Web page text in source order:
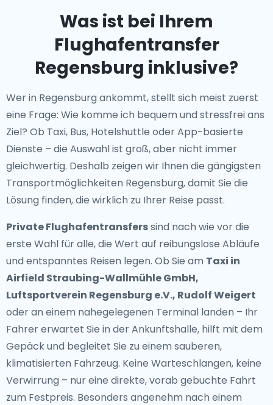
Was ist bei Ihrem
Flughafentransfer
Regensburg inklusive?
Wer in Regensburg ankommt, stellt sich meist zuerst
eine Frage: Wie komme ich bequem und stressfrei ans
Ziel? Ob Taxi, Bus, Hotelshuttle oder App-basierte
Dienste – die Auswahl ist groß, aber nicht immer
gleichwertig. Deshalb zeigen wir Ihnen die gängigsten
Transportmöglichkeiten Regensburg, damit Sie die
Lösung finden, die wirklich zu Ihrer Reise passt.
Private Flughafentransferssind nach wie vor die
erste Wahl für alle, die Wert auf reibungslose Abläufe
und entspanntes Reisen legen. Ob Sie am Taxi in
Airfield Straubing-Wallmühle GmbH,
Luftsportverein Regensburg e.V., Rudolf Weigert
oder an einem nahegelegenen Terminal landen – Ihr
Fahrer erwartet Sie in der Ankunftshalle, hilft mit dem
Gepäck und begleitet Sie zu einem sauberen,
klimatisierten Fahrzeug. Keine Warteschlangen, keine
Verwirrung – nur eine direkte, vorab gebuchte Fahrt
zum Festpreis. Besonders angenehm nach einem